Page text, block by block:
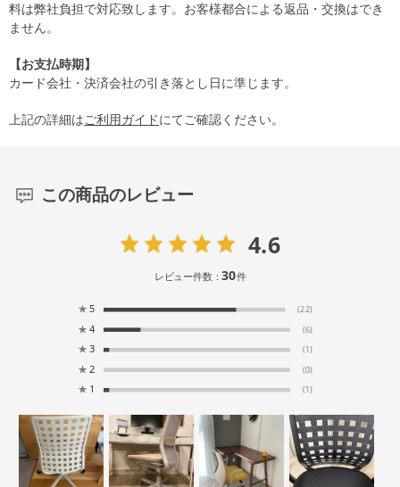
料は弊社負担で対応致します。お客様都合による返品・交換はでき
ません。
【お支払時期】
カード会社・決済会社の引き落とし日に準じます。
上記の詳細はご利用ガイドにてご確認ください。
この商品のレビュー
4.6
レビュー件数：30件
★ 5 (22)
★ 4 (6)
★ 3 (1)
★ 2 (0)
★ 1 (1)